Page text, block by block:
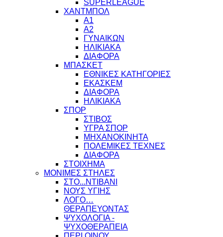
SUPERLEAGUE
ΧΑΝΤΜΠΟΛ
Α1
Α2
ΓΥΝΑΙΚΩΝ
ΗΛΙΚΙΑΚΑ
ΔΙΑΦΟΡΑ
ΜΠΑΣΚΕΤ
ΕΘΝΙΚΕΣ ΚΑΤΗΓΟΡΙΕΣ
ΕΚΑΣΚΕΜ
ΔΙΑΦΟΡΑ
ΗΛΙΚΙΑΚΑ
ΣΠΟΡ
ΣΤΙΒΟΣ
ΥΓΡΑ ΣΠΟΡ
ΜΗΧΑΝΟΚΙΝΗΤΑ
ΠΟΛΕΜΙΚΕΣ ΤΕΧΝΕΣ
ΔΙΑΦΟΡΑ
ΣΤΟΙΧΗΜΑ
ΜΟΝΙΜΕΣ ΣΤΗΛΕΣ
ΣΤΟ...ΝΤΙΒΑΝΙ
ΝΟΥΣ ΥΓΙΗΣ
ΛΟΓΟ…
ΘΕΡΑΠΕΥΟΝΤΑΣ
ΨΥΧΟΛΟΓΙΑ -
ΨΥΧΟΘΕΡΑΠΕΙΑ